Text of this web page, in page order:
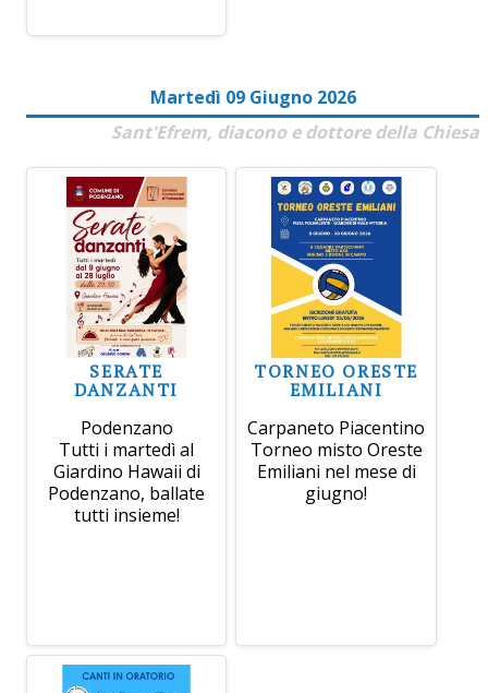
Martedì 09 Giugno 2026
Sant'Efrem, diacono e dottore della Chiesa
SERATE
DANZANTI
Podenzano
Tutti i martedì al
Giardino Hawaii di
Podenzano, ballate
tutti insieme!
TORNEO ORESTE
EMILIANI
Carpaneto Piacentino
Torneo misto Oreste
Emiliani nel mese di
giugno!